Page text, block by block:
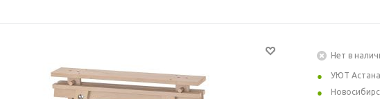
Нет в
УЮТ Астана